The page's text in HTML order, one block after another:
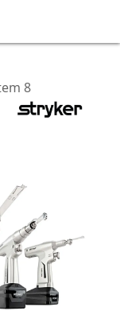
8